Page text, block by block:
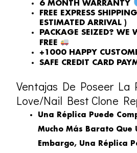
6 MONTH WARRANTY
FREE EXPRESS
ESTIMATED ARRIVAL )
PACKAGE SEIZED? WE
FREE
+1000 HAPPY
SAFE CREDIT CARD
Ventajas De Poseer La
Love/Nail Best Clone
Una Réplica Puede
Mucho Más Barato Que
Embargo, Una Réplica